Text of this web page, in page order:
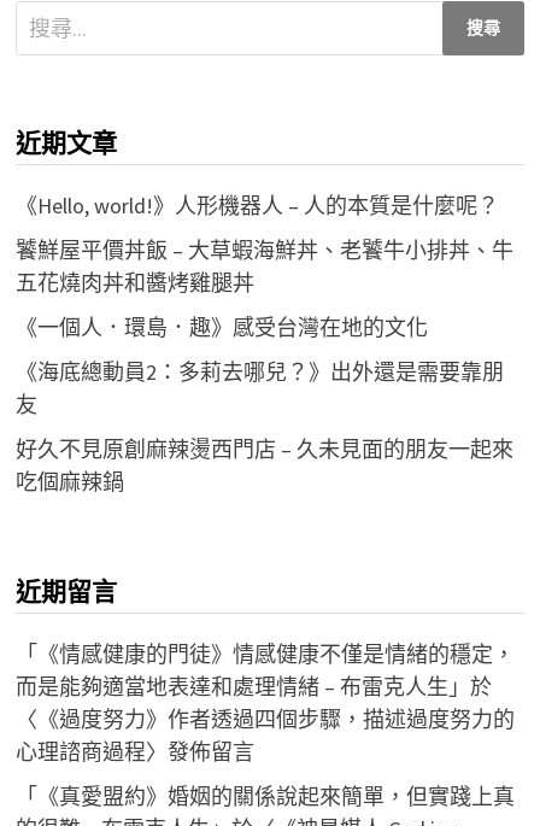
搜
尋
字:
近期文章
《Hello, world!》人形機器人 – 人的本質是什麼呢？
饕鮮屋平價丼飯 – 大草蝦海鮮丼、老饕牛小排丼、牛
五花燒肉丼和醬烤雞腿丼
《一個人．環島．趣》感受台灣在地的文化
《海底總動員2：多莉去哪兒？》出外還是需要靠朋
友
好久不見原創麻辣燙西門店 – 久未見面的朋友一起來
吃個麻辣鍋
近期留言
「《情感健康的門徒》情感健康不僅是情緒的穩定，
而是能夠適當地表達和處理情緒 – 布雷克人生 」於
〈 《過度努力》作者透過四個步驟，描述過度努力的
心理諮商過程〉發佈留言
「《真愛盟約》婚姻的關係說起來簡單，但實踐上真